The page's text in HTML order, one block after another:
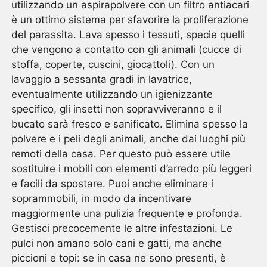
utilizzando un aspirapolvere con un filtro antiacari
è un ottimo sistema per sfavorire la proliferazione
del parassita. Lava spesso i tessuti, specie quelli
che vengono a contatto con gli animali (cucce di
stoffa, coperte, cuscini, giocattoli). Con un
lavaggio a sessanta gradi in lavatrice,
eventualmente utilizzando un igienizzante
specifico, gli insetti non sopravviveranno e il
bucato sarà fresco e sanificato. Elimina spesso la
polvere e i peli degli animali, anche dai luoghi più
remoti della casa. Per questo può essere utile
sostituire i mobili con elementi d’arredo più leggeri
e facili da spostare. Puoi anche eliminare i
soprammobili, in modo da incentivare
maggiormente una pulizia frequente e profonda.
Gestisci precocemente le altre infestazioni. Le
pulci non amano solo cani e gatti, ma anche
piccioni e topi: se in casa ne sono presenti, è